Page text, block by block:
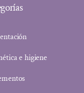
e higiene